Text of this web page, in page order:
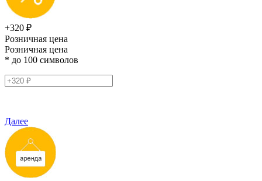
+320 ₽
Розничная цена
Розничная цена
* до 100 символов
Далее